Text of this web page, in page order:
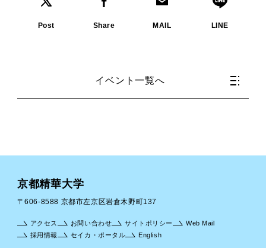
Post Share MAIL LINE
イベント一覧へ
京都精華大学
〒606-8588 京都市左京区岩倉木野町137
アクセス お問い合わせ サイトポリシー
Web Mail
採用情報
セイカ・ポータル English